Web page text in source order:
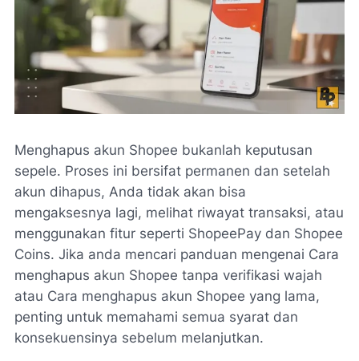
Menghapus akun Shopee bukanlah keputusan
sepele. Proses ini bersifat permanen dan setelah
akun dihapus, Anda tidak akan bisa
mengaksesnya lagi, melihat riwayat transaksi, atau
menggunakan fitur seperti ShopeePay dan Shopee
Coins. Jika anda mencari panduan mengenai Cara
menghapus akun Shopee tanpa verifikasi wajah
atau Cara menghapus akun Shopee yang lama,
penting untuk memahami semua syarat dan
konsekuensinya sebelum melanjutkan.